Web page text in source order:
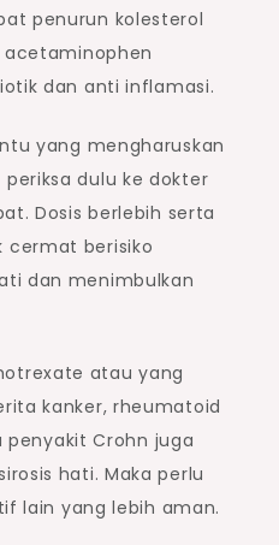
penurun kolesterol
dan anti inflamasi.
yang mengharuskan
dulu ke dokter
Dosis berlebih serta
cermat berisiko
dan menimbulkan
atau yang
kanker, rheumatoid
penyakit Crohn juga
hati. Maka perlu
lain yang lebih aman.